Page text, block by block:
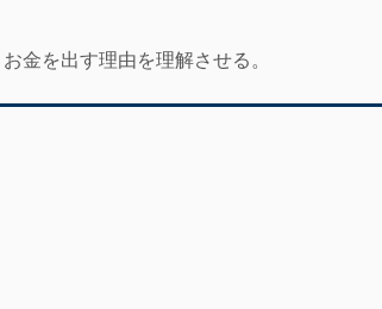
金を出す理由を理解させる。